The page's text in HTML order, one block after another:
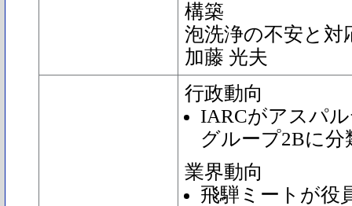
構築
泡洗浄の不安と対
加藤 光夫
行政動向
IARCがアスパ
グループ2Bに分
業界動向
飛騨ミートが役